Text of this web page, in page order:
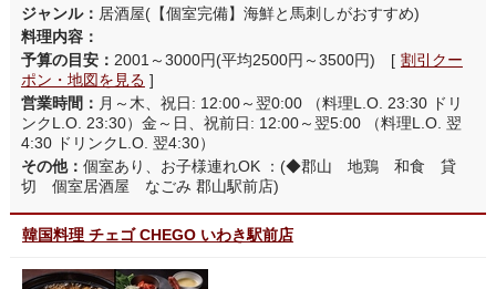
ジャンル： 居酒屋(【個室完備】海鮮と馬刺しがおすすめ)
料理内容：
予算の目安： 2001～3000円(平均2500円～3500円) [ 割引クー
ポン・地図を見る ]
営業時間： 月～木、祝日: 12:00～翌0:00 （料理L.O. 23:30 ドリ
ンクL.O. 23:30）金～日、祝前日: 12:00～翌5:00 （料理L.O. 翌
4:30 ドリンクL.O. 翌4:30）
その他： 個室あり、お子様連れOK ：(◆郡山 地鶏 和食 貸
切 個室居酒屋 なごみ 郡山駅前店)
韓国料理 チェゴ CHEGO いわき駅前店